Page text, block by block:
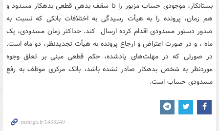
بستانکار، موجودی حساب مزبور را تا سقف بدهی قطعی بدهکار مسدود و
هم زمان، پرونده را به هیأت رسیدگی به اختلافات بانکی که نسبت به
صدور دستور مسدودی اقدام کرده ارسال کند. حداکثر زمان مسدودی، یک
ماه ، و در صورت اعتراض و ارجاع پرونده به هیأت تجدیدنظر، دو ماه است.
در صورتی که در مهلت‌های یادشده، حکم قطعی مبنی بر تعلق وجوه
موردنظر به شخص بدهکار صادر نشده باشد، بانک مرکزی موظف به رفع
مسدودی حساب است.